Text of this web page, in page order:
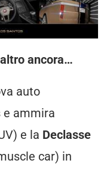
ancora…
auto
e ammira
e la Declasse
car) in